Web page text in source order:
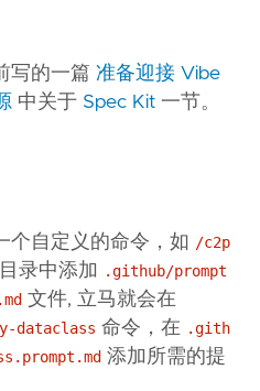
写的一篇 准备迎接 Vibe
中关于 Spec Kit 一节。
个自定义的命令，如 /c2p
录中添加
.github/prompt
文件, 立马就会在
dataclass 命令，在 .gith
添加所需的提